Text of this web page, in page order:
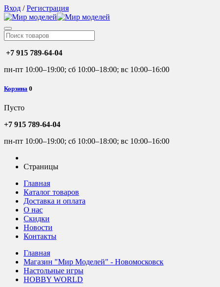
Вход /Регистрация
+7 915 789-64-04
пн-пт 10:00–19:00; сб 10:00–18:00; вс 10:00–16:00
Корзина 0
Пусто
+7 915 789-64-04
пн-пт 10:00–19:00; сб 10:00–18:00; вс 10:00–16:00
Страницы
Главная
Каталог товаров
Доставка и оплата
О нас
Скидки
Новости
Контакты
Главная
Магазин "Мир Моделей" - Новомосковск
Настольные игры
HOBBY WORLD